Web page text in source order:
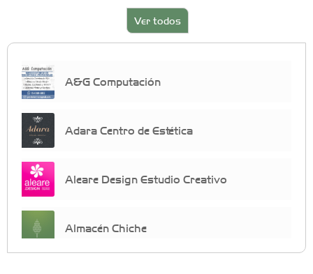
Ver todos
A&G Computación
Adara Centro de Estética
Aleare Design Estudio Creativo
Almacén Chiche